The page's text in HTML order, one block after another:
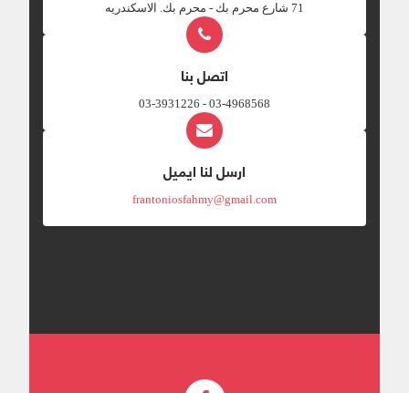
‎71 شارع محرم بك - محرم بك. الاسكندريه
اتصل بنا
03-4968568 - 03-3931226
ارسل لنا ايميل
frantoniosfahmy@gmail.com